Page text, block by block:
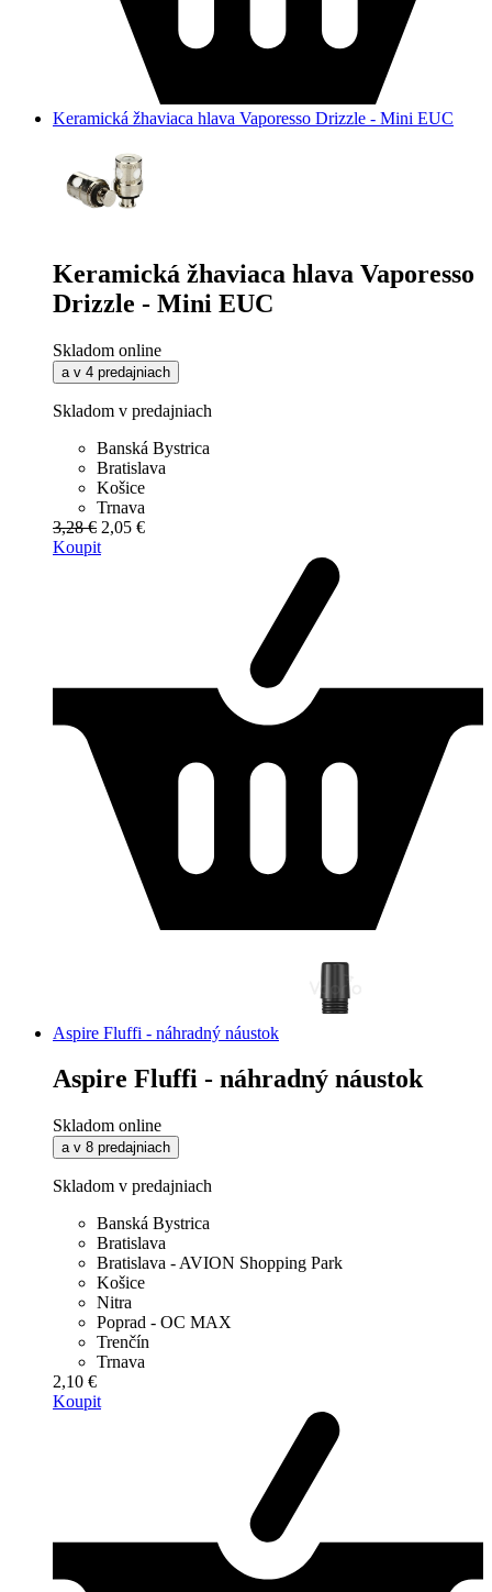
Keramická žhaviaca hlava Vaporesso Drizzle - Mini EUC
Keramická žhaviaca hlava Vaporesso
Drizzle - Mini EUC
Skladom online
a v 4 predajniach
Skladom v predajniach
Banská Bystrica
Bratislava
Košice
Trnava
3,28 € 2,05 €
Koupit
Aspire Fluffi - náhradný náustok
Aspire Fluffi - náhradný náustok
Skladom online
a v 8 predajniach
Skladom v predajniach
Banská Bystrica
Bratislava
Bratislava - AVION Shopping Park
Košice
Nitra
Poprad - OC MAX
Trenčín
Trnava
2,10 €
Koupit